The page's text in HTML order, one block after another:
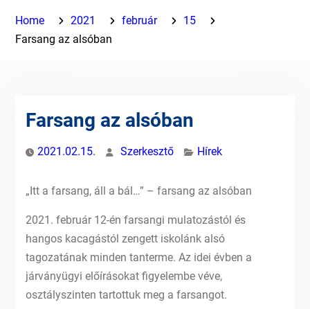
Home 2021 február
15
Farsang az alsóban
Farsang az alsóban
2021.02.15. Szerkesztő Hírek
„Itt a farsang, áll a bál…” – farsang az alsóban
2021. február 12-én farsangi mulatozástól és
hangos kacagástól zengett iskolánk alsó
tagozatának minden tanterme. Az idei évben a
járványügyi előírásokat figyelembe véve,
osztályszinten tartottuk meg a farsangot.